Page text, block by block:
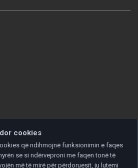
cookies
që ndihmojnë funksionimin e faqes
se si ndërveproni me faqen tonë të
më të mirë për përdoruesit, ju lutemi